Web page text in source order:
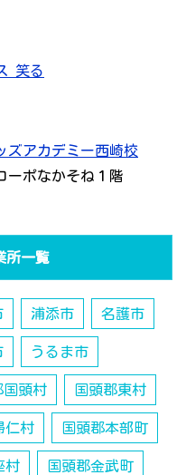
笑る
ズアカデミー西崎校
ーポなかそね１階
所一覧
浦添市 名護市
うるま市
国頭村 国頭郡東村
仁村 国頭郡本部町
村 国頭郡金武町